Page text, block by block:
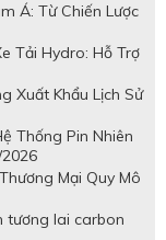
Á: Từ Chiến Lược
Tải Hydro: Hỗ Trợ
Xuất Khẩu Lịch Sử
Thống Pin Nhiên
Mại Quy Mô
tương lai carbon